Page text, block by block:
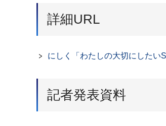
詳細URL
にしく「わたしの大切にしたい
記者発表資料